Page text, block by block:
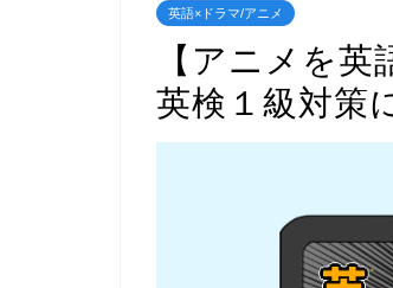
英語×ドラマ/アニメ
【アニメを
英検１級対策